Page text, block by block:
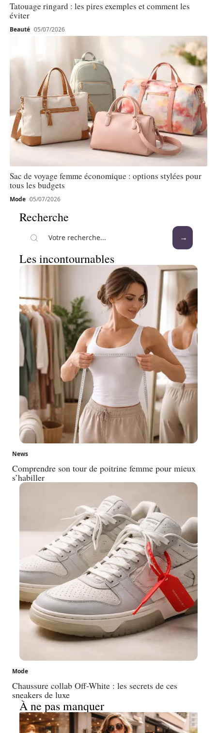
Tatouage ringard : les pires exemples et comment les
éviter
Beauté 05/07/2026
Sac de voyage femme économique : options stylées pour
tous les budgets
Mode 05/07/2026
Recherche
Les incontournables
News
Comprendre son tour de poitrine femme pour mieux
s’habiller
Mode
Chaussure collab Off-White : les secrets de ces
sneakers de luxe
À ne pas manquer